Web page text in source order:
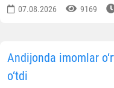
07.08.2026 9169
Andijonda imomlar
o‘tdi